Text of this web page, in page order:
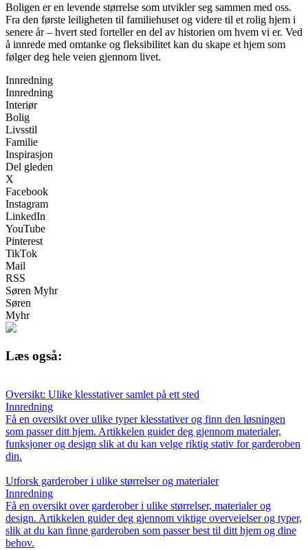
Boligen er en levende størrelse som utvikler seg sammen med oss.
Fra den første leiligheten til familiehuset og videre til et rolig hjem i
senere år – hvert sted forteller en del av historien om hvem vi er. Ved
å innrede med omtanke og fleksibilitet kan du skape et hjem som
følger deg hele veien gjennom livet.
Innredning
Innredning
Interiør
Bolig
Livsstil
Familie
Inspirasjon
Del gleden
X
Facebook
Instagram
LinkedIn
YouTube
Pinterest
TikTok
Mail
RSS
Søren Myhr
Søren
Myhr
Læs også:
Oversikt: Ulike klesstativer samlet på ett sted
Innredning
Få en oversikt over ulike typer klesstativer og finn den løsningen
som passer ditt hjem. Artikkelen guider deg gjennom materialer,
funksjoner og design slik at du kan velge riktig stativ for garderoben
din.
Utforsk garderober i ulike størrelser og materialer
Innredning
Få en oversikt over garderober i ulike størrelser, materialer og
design. Artikkelen guider deg gjennom viktige overveielser og typer,
slik at du kan finne garderoben som passer best til ditt hjem og dine
behov.